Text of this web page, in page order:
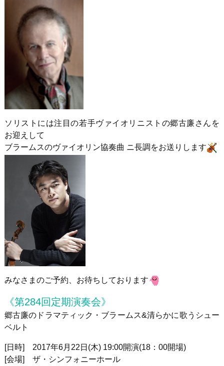
ソリストには注目の若手ヴァイオリニストの郷古廉さんを
お迎えして
ブラームスのヴァイオリン協奏曲 ニ長調をお送りします
みなさまのご予約、お待ちしております
《第284回定期演奏会》
郷古廉のドラマティック・ブラームス&清らかに歌うシュー
ベルト
[日時] 2017年6月 22 日 (木) 19:00開演(18： 00開場)
[会場]
ザ・シンフォニーホール